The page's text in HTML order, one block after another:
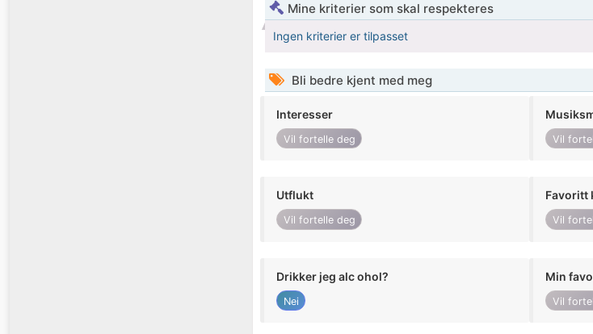
Mine kriterier som skal respekteres
Ingen kriterier er tilpasset
Bli bedre kjent med meg
Interesser
Vil fortelle deg Vil
Utflukt
Vil fortelle deg Vil
Drikker jeg alc ohol?
Nei
Min
Vil